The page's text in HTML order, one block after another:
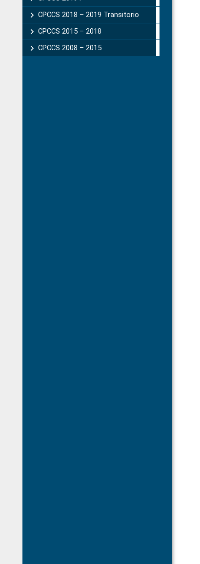
CPCCS 2018 – 2019 Transitorio
CPCCS 2015 – 2018
CPCCS 2008 – 2015